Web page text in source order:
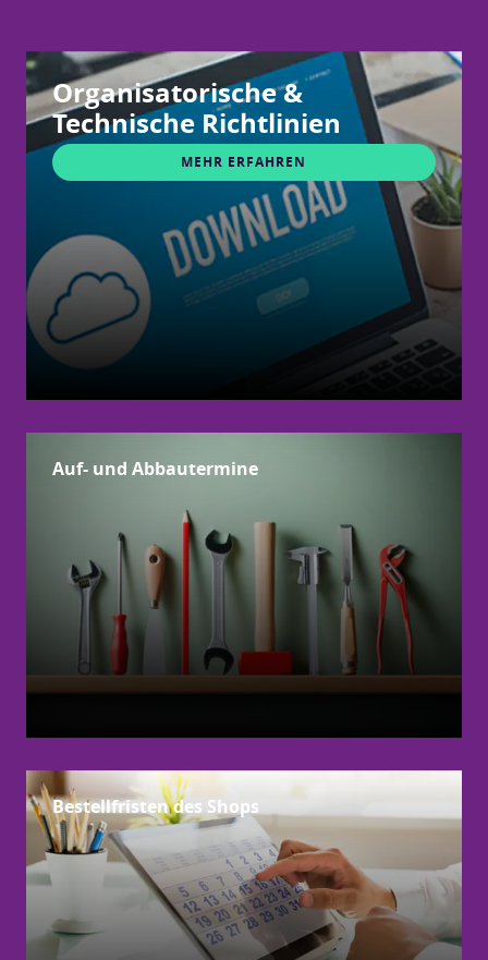
Organisatorische &
Technische Richtlinien
MEHR ERFAHREN
Auf- und Abbautermine
Bestellfristen des Shops